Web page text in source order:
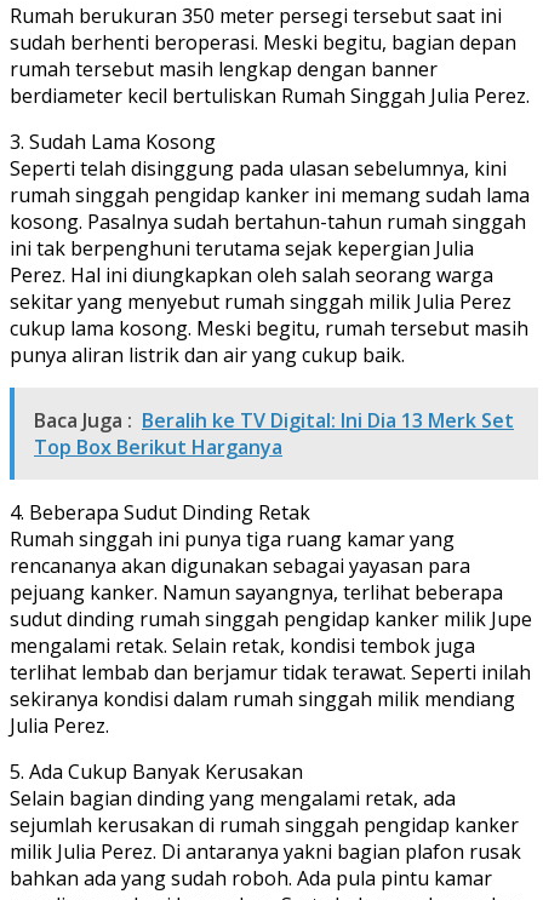
Rumah berukuran 350 meter persegi tersebut saat ini
sudah berhenti beroperasi. Meski begitu, bagian depan
rumah tersebut masih lengkap dengan banner
berdiameter kecil bertuliskan Rumah Singgah Julia Perez.
3. Sudah Lama Kosong
Seperti telah disinggung pada ulasan sebelumnya, kini
rumah singgah pengidap kanker ini memang sudah lama
kosong. Pasalnya sudah bertahun-tahun rumah singgah
ini tak berpenghuni terutama sejak kepergian Julia
Perez. Hal ini diungkapkan oleh salah seorang warga
sekitar yang menyebut rumah singgah milik Julia Perez
cukup lama kosong. Meski begitu, rumah tersebut masih
punya aliran listrik dan air yang cukup baik.
Baca Juga : Beralih ke TV Digital: Ini Dia 13 Merk Set
Top Box Berikut Harganya
4. Beberapa Sudut Dinding Retak
Rumah singgah ini punya tiga ruang kamar yang
rencananya akan digunakan sebagai yayasan para
pejuang kanker. Namun sayangnya, terlihat beberapa
sudut dinding rumah singgah pengidap kanker milik Jupe
mengalami retak. Selain retak, kondisi tembok juga
terlihat lembab dan berjamur tidak terawat. Seperti inilah
sekiranya kondisi dalam rumah singgah milik mendiang
Julia Perez.
5. Ada Cukup Banyak Kerusakan
Selain bagian dinding yang mengalami retak, ada
sejumlah kerusakan di rumah singgah pengidap kanker
milik Julia Perez. Di antaranya yakni bagian plafon rusak
bahkan ada yang sudah roboh. Ada pula pintu kamar